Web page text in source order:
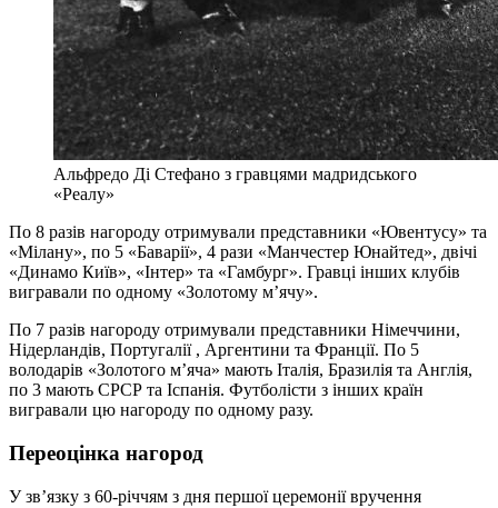
Альфредо Ді Стефано з гравцями мадридського
«Реалу»
По 8 разів нагороду отримували представники «Ювентусу» та
«Мілану», по 5 «Баварії», 4 рази «Манчестер Юнайтед», двічі
«Динамо Київ», «Інтер» та «Гамбург». Гравці інших клубів
вигравали по одному «Золотому м’ячу».
По 7 разів нагороду отримували представники Німеччини,
Нідерландів, Португалії , Аргентини та Франції. По 5
володарів «Золотого м’яча» мають Італія, Бразилія та Англія,
по 3 мають СРСР та Іспанія. Футболісти з інших країн
вигравали цю нагороду по одному разу.
Переоцінка нагород
У зв’язку з 60-річчям з дня першої церемонії вручення